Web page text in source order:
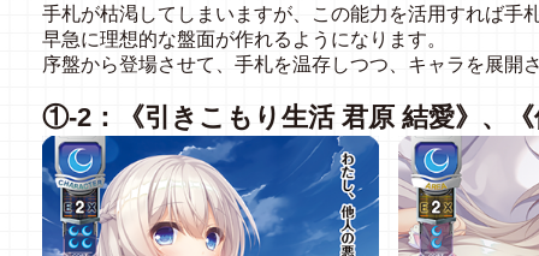
手札が枯渇してしまいますが、この能力を活用すれば手
早急に理想的な盤面が作れるようになります。
序盤から登場させて、手札を温存しつつ、キャラを展開
①-2：《引きこもり生活 君原 結愛》、